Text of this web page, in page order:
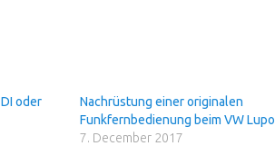
oder
Nachrüstung einer originalen
Funkfernbedienung beim VW Lupo
7. December 2017